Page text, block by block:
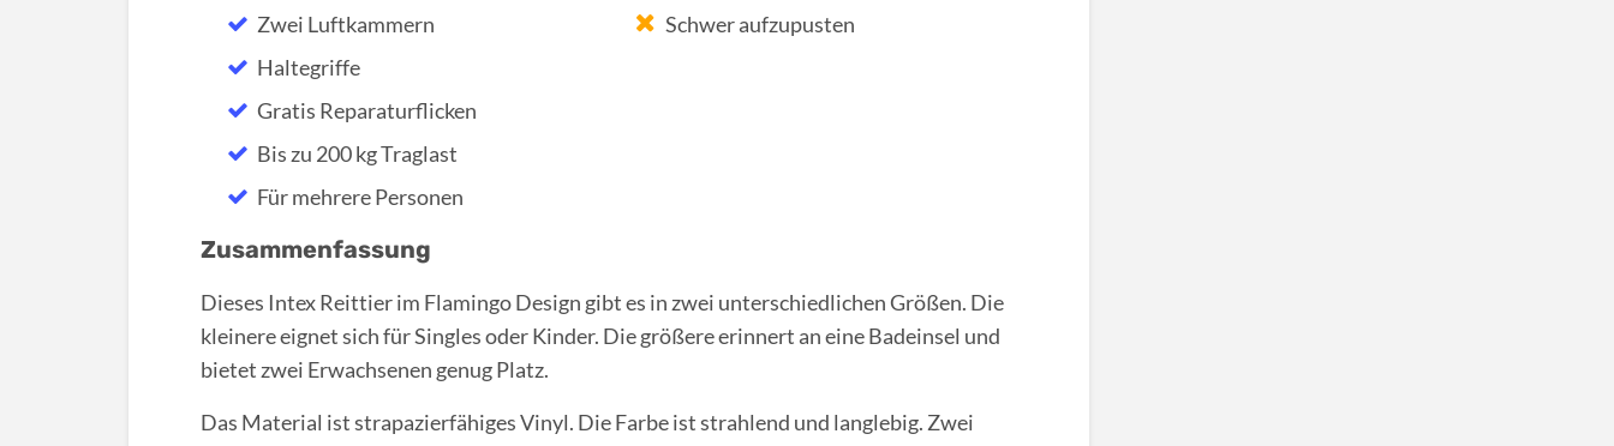
Zwei Luftkammern
Haltegriffe
Gratis Reparaturflicken
Bis zu 200 kg Traglast
Für mehrere Personen
Schwer aufzupusten
Zusammenfassung
Dieses Intex Reittier im Flamingo Design gibt es in zwei unterschiedlichen Größen. Die
kleinere eignet sich für Singles oder Kinder. Die größere erinnert an eine Badeinsel und
bietet zwei Erwachsenen genug Platz.
Das Material ist strapazierfähiges Vinyl. Die Farbe ist strahlend und langlebig. Zwei